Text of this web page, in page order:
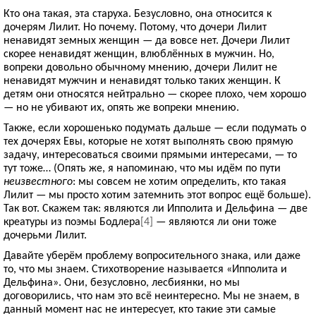
Кто она такая, эта старуха. Безусловно, она относится к
дочерям Лилит. Но почему. Потому, что дочери Лилит
ненавидят земных женщин — да вовсе нет. Дочери Лилит
скорее ненавидят женщин, влюблённых в мужчин. Но,
вопреки довольно обычному мнению, дочери Лилит не
ненавидят мужчин и ненавидят только таких женщин. К
детям они относятся нейтрально — скорее плохо, чем хорошо
— но не убивают их, опять же вопреки мнению.
Также, если хорошенько подумать дальше — если подумать о
тех дочерях Евы, которые не хотят выполнять свою прямую
задачу, интересоваться своими прямыми интересами, — то
тут тоже… (Опять же, я напоминаю, что мы идём по пути
неизвестного: мы совсем не хотим определить, кто такая
Лилит — мы просто хотим затемнить этот вопрос ещё больше).
Так вот. Скажем так: являются ли Ипполита и Дельфина — две
креатуры из поэмы Бодлера[4] — являются ли они тоже
дочерьми Лилит.
Давайте уберём проблему вопросительного знака, или даже
то, что мы знаем. Стихотворение называется «Ипполита и
Дельфина». Они, безусловно, лесбиянки, но мы
договорились, что нам это всё неинтересно. Мы не знаем, в
данный момент нас не интересует, кто такие эти самые